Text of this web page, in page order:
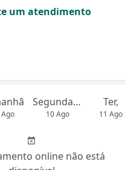
um atendimento
Segunda-feira
10 Ago
Ter,
11 Ago
online não está